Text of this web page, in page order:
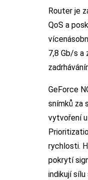
Router je
QoS a
7,8 Gb/s a
GeForce
snímků za
vytvoření
rychlosti.
pokrytí
indikují sílu